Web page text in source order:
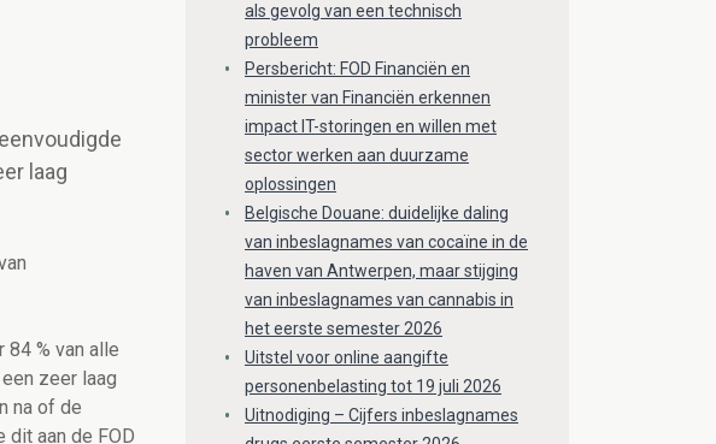
laag
% van alle
zeer laag
na of de
aan de FOD
als gevolg van een technisch
probleem
Persbericht: FOD Financiën en
minister van Financiën erkennen
impact IT-storingen en willen met
sector werken aan duurzame
oplossingen
Belgische Douane: duidelijke daling
van inbeslagnames van cocaïne in de
haven van Antwerpen, maar stijging
van inbeslagnames van cannabis in
het eerste semester 2026
Uitstel voor online aangifte
personenbelasting tot 19 juli 2026
Uitnodiging – Cijfers inbeslagnames